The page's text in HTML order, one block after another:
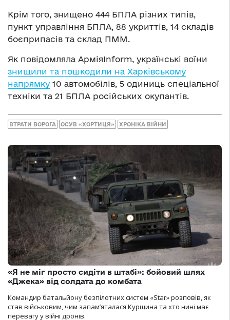
Крім того, знищено 444 БПЛА різних типів,
пункт управління БПЛА, 88 укриттів, 14 складів
боєприпасів та склад ПММ.
Як повідомляла АрміяInform, українські воїни
знищили та пошкодили на Харківському
напрямку 10 автомобілів, 5 одиниць спеціальної
техніки та 21 БПЛА російських окупантів.
ВТРАТИ ВОРОГА ОСУВ «ХОРТИЦЯ» ХРОНІКА ВІЙНИ
«Я не міг просто сидіти в штабі»: бойовий шлях
«Джека» від солдата до комбата
Командир батальйону безпілотних систем «Star» розповів, як
став військовим, чим запам’яталася Курщина та хто нині має
перевагу у війні дронів.